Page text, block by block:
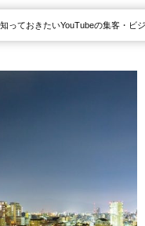
っておきたいYouTubeの集客・ビ